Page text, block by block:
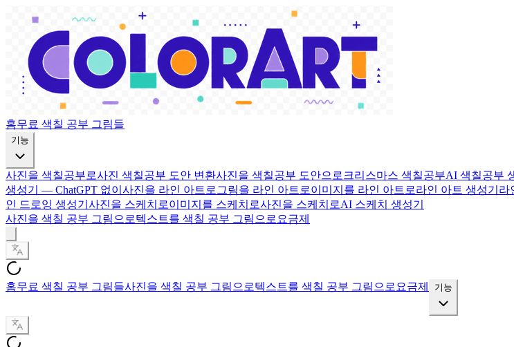
홈무료 색칠 공부 그림들
기능
사진을 색칠공부로사진 색칠공부 도안 변환사진을 색칠공부 도안으로 크리스마스 색칠공부AI 색칠공부
생성기 — ChatGPT 없이 사진을 라인 아트로 그림을 라인 아트로이미지를 라인 아트로라인 아트 생성기 라
인 드로잉 생성기 사진을 스케치로이미지를 스케치로사진을 스케치로AI 스케치 생성기
사진을 색칠 공부 그림으로텍스트를 색칠 공부 그림으로 요금제
홈무료 색칠 공부 그림들사진을 색칠 공부 그림으로텍스트를 색칠 공부 그림으로 요금제 기능